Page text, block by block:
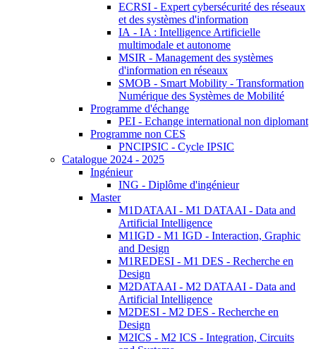
ECRSI - Expert cybersécurité des réseaux
et des systèmes d'information
IA - IA : Intelligence Artificielle
multimodale et autonome
MSIR - Management des systèmes
d'information en réseaux
SMOB - Smart Mobility - Transformation
Numérique des Systèmes de Mobilité
Programme d'échange
PEI - Echange international non diplomant
Programme non CES
PNCIPSIC - Cycle IPSIC
Catalogue 2024 - 2025
Ingénieur
ING - Diplôme d'ingénieur
Master
M1DATAAI - M1 DATAAI - Data and
Artificial Intelligence
M1IGD - M1 IGD - Interaction, Graphic
and Design
M1REDESI - M1 DES - Recherche en
Design
M2DATAAI - M2 DATAAI - Data and
Artificial Intelligence
M2DESI - M2 DES - Recherche en
Design
M2ICS - M2 ICS - Integration, Circuits